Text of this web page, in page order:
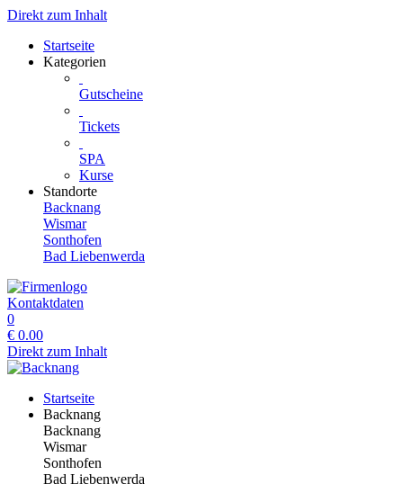
Direkt zum Inhalt
Startseite
Kategorien
Gutscheine
Tickets
SPA
Kurse
Standorte
Backnang
Wismar
Sonthofen
Bad Liebenwerda
Kontaktdaten
0
€ 0.00
Direkt zum Inhalt
Startseite
Backnang
Backnang
Wismar
Sonthofen
Bad Liebenwerda